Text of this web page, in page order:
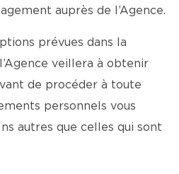
auprès de l’Agence.
prévues dans la
veillera à obtenir
de procéder à toute
personnels vous
autres que celles qui sont